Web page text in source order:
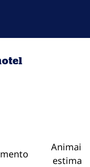
Animais